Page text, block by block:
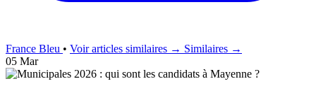
France Bleu • Voir articles similaires → Similaires →
05 Mar